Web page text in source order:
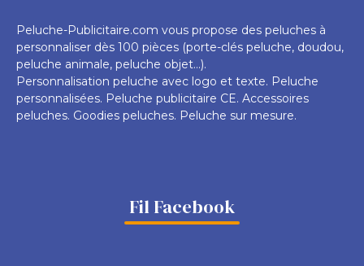
Peluche-Publicitaire.com vous propose des peluches à
personnaliser dès 100 pièces (porte-clés peluche, doudou,
peluche animale, peluche objet...).
Personnalisation peluche avec logo et texte. Peluche
personnalisées. Peluche publicitaire CE. Accessoires
peluches. Goodies peluches. Peluche sur mesure.
Fil Facebook